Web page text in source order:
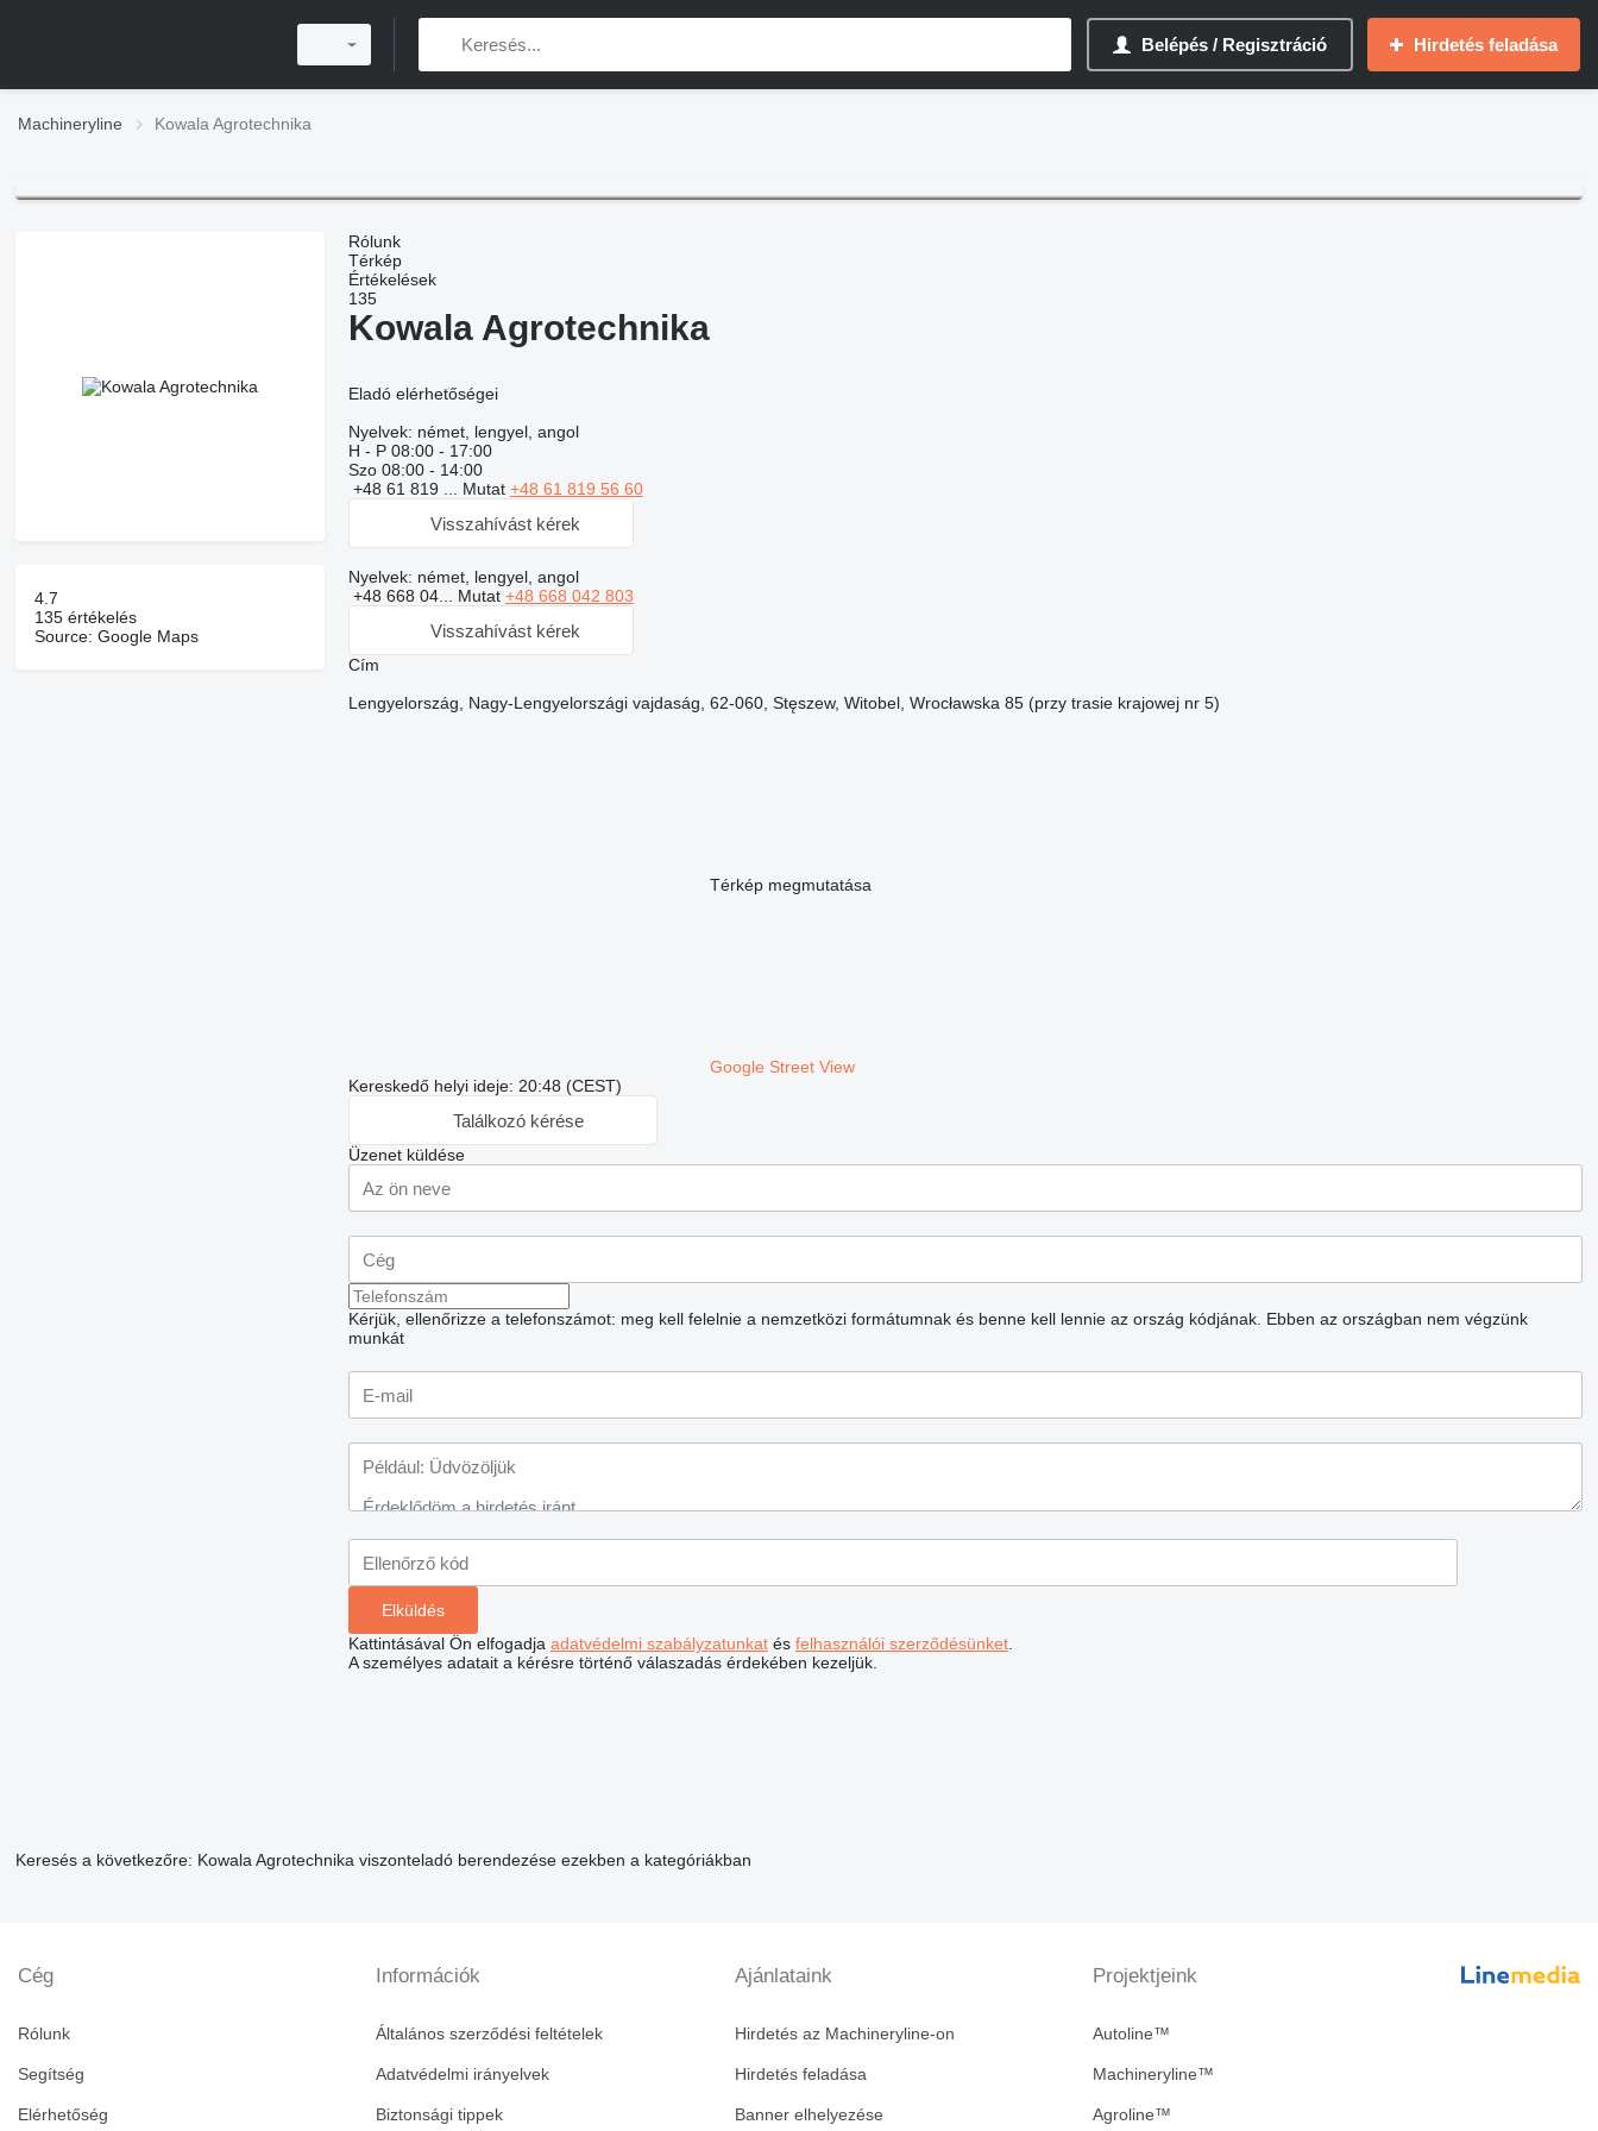
Belépés / Regisztráció Hirdetés feladása
Machineryline Kowala Agrotechnika
4.7
135 értékelés
Source: Google Maps
Rólunk
Térkép
Értékelések
135
Kowala Agrotechnika
Eladó elérhetőségei
Nyelvek: német, lengyel, angol
H - P 08:00 - 17:00
Szo 08:00 - 14:00
+48 61 819 ... Mutat +48 61 819 56 60
Visszahívást kérek
Nyelvek: német, lengyel, angol
+48 668 04... Mutat +48 668 042 803
Visszahívást kérek
Сím
Lengyelország, Nagy-Lengyelországi vajdaság, 62-060, Stęszew, Witobel, Wrocławska 85 (przy trasie krajowej nr 5)
Térkép megmutatása
Google Street View
Kereskedő helyi ideje: 20:48 (CEST)
Találkozó kérése
Üzenet küldése
Kérjük, ellenőrizze a telefonszámot: meg kell felelnie a nemzetközi formátumnak és benne kell lennie az ország kódjának. Ebben az országban nem végzünk
munkát
Kattintásával Ön elfogadja adatvédelmi szabályzatunkatés felhasználói szerződésünket.
A személyes adatait a kérésre történő válaszadás érdekében kezeljük.
Keresés a következőre: Kowala Agrotechnika viszonteladó berendezése ezekben a kategóriákban
Cég
Rólunk
Segítség
Elérhetőség
Információk
Általános szerződési feltételek
Adatvédelmi irányelvek
Biztonsági tippek
Ajánlataink
Hirdetés az Machineryline-on
Hirdetés feladása
Banner elhelyezése
Projektjeink
Autoline™
Machineryline™
Agroline™